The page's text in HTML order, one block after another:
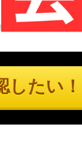
したい